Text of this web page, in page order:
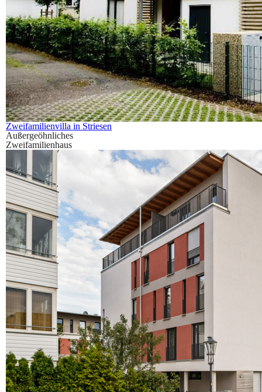
Zweifamilienvilla in Striesen
Außergeöhnliches
Zweifamilienhaus